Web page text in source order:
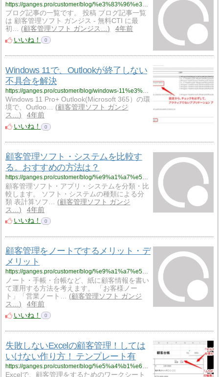
ブログ記事の一覧です。 投稿 ブログ記事一覧
は 顧客管理ソフト ガンジス - 無料CTI に最
初…
顧客管理ソフト ガンジス…
4年前
いいね！
0
Windows 11で、Outlookが終了しない
不具合を解決
https://ganges.pro/customer/blog/windows-11%e3%81%a7%e3%80%81outlook%e3%81%8c%e7%b5%82%e4%ba%86%e3%81%97%e3%81%aa%e3%81%84%e4%b8%8d%e5%85%b7%e5%90%88%e3%82%92%e8%a7%a3%e6%b1%ba/
Windows 11 Pro+ Outlook(Microsoft 365）の環
境で、Outloo…
顧客管理ソフト ガンジ
ス…
4年前
いいね！
0
顧客管理ソフト・システムを比較す
る。おすすめの方法は？
https://ganges.pro/customer/blog/%e9%a1%a7%e5%ae%a2%e7%ae%a1%e7%90%86%e3%82%bd%e3%83%95%e3%83%88%e3%83%bb%e3%82%b7%e3%82%b9%e3%83%86%e3%83%a0%e3%82%92%e6%af%94%e8%bc%83%e3%81%99%e3%82%8b%e3%80%82%e3%81%8a%e3%81%99%e3%81%99%e3%82%81/
顧客管理ソフト・アプリ・システムを分類・比
較します。 ソフト・システムの種類による分
類 表計算ソフ…
顧客管理ソフト ガンジ
ス…
4年前
いいね！
0
顧客管理をノートでするメリット・デ
メリット
https://ganges.pro/customer/blog/%e9%a1%a7%e5%ae%a2%e7%ae%a1%e7%90%86%e3%82%92%e3%83%8e%e3%83%bc%e3%83%88%e3%81%a7%e3%81%99%e3%82%8b%e3%83%a1%e3%83%aa%e3%83%83%e3%83%88%e3%83%bb%e3%83%87%e3%83%a1%e3%83%aa%e3%83%83%e3%83%88/
ノート・手帳・台帳など、紙に顧客情報を書い
て運用する方法を考えます。 「お客様ノー
ト」「営業ノート…
顧客管理ソフト ガンジ
ス…
4年前
いいね！
0
失敗しないExcelの顧客管理！しては
いけない作り方！ テンプレート有
Excelで、顧客管理をするためのワークシート